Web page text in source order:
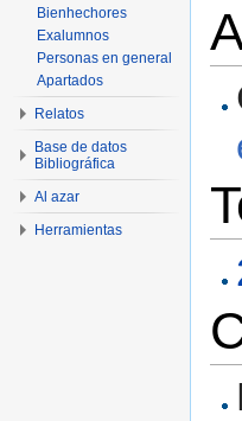
Bienhechores
Exalumnos
Personas en general
Apartados
Relatos
Base de datos
Bibliográfica
Al azar
Herramientas